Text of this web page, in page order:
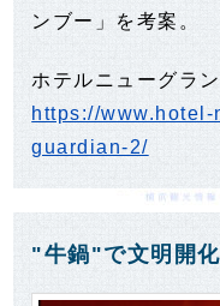
ンブー」を考案。
ホテルニューグラ
https://
guardian-2/
"牛鍋"で文明開